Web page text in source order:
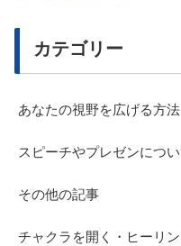
カテゴリー
あなたの視野を広げる方法
スピーチやプレゼンにつ
その他の記事
チャクラを開く・ヒーリ